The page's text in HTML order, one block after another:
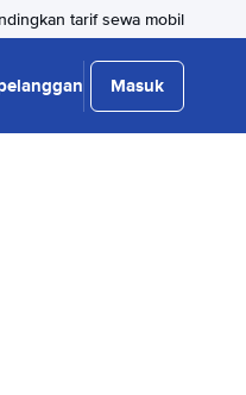
tarif sewa mobil
Masuk